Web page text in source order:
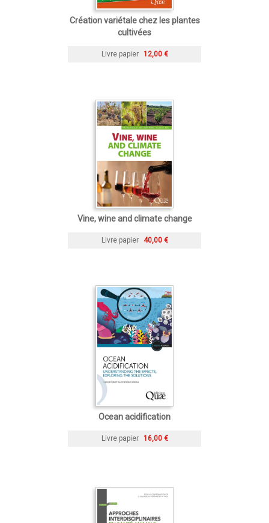
Création variétale chez les plantes
cultivées
Livre papier 12,00 €
Vine, wine and climate change
Livre papier 40,00 €
Ocean acidification
Livre papier 16,00 €